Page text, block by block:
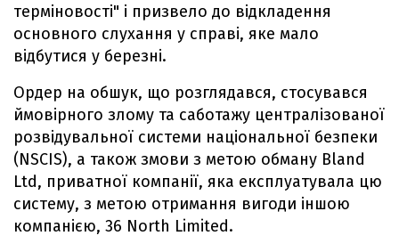
терміновості" і призвело до відкладення
основного слухання у справі, яке мало
відбутися у березні.
Ордер на обшук, що розглядався, стосувався
ймовірного злому та саботажу централізованої
розвідувальної системи національної безпеки
(NSCIS), а також змови з метою обману Bland
Ltd, приватної компанії, яка експлуатувала цю
систему, з метою отримання вигоди іншою
компанією, 36 North Limited.